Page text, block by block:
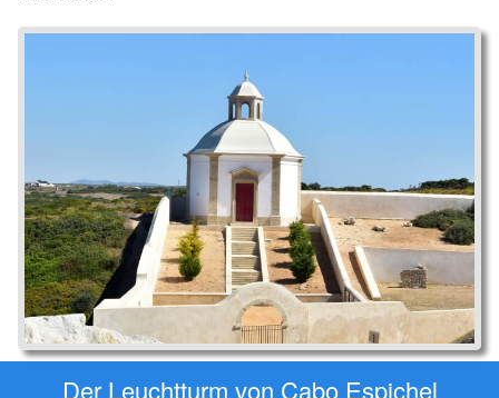
Der Leuchtturm von Cabo Espichel